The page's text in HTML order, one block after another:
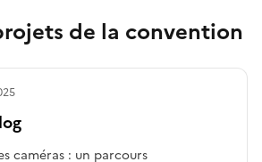
de la convention
caméras : un parcours